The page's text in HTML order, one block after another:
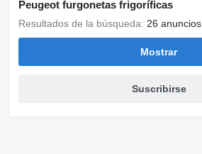
Peugeot furgonetas frigoríficas
Resultados de la búsqueda: 26 anuncios
Mostrar
Suscribirse